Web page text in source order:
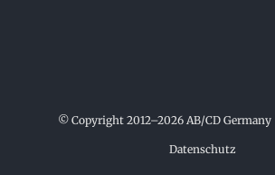
© Copyright 2012–2026 AB/CD Germany |
Datenschutz